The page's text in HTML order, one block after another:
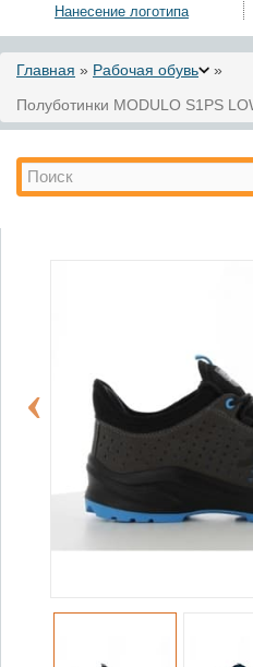
Нанесение логотипа
Вы здесь
Главная » Рабочая обувь
»
Полуботинки MODULO S1PS
Форма поиска
Поиск